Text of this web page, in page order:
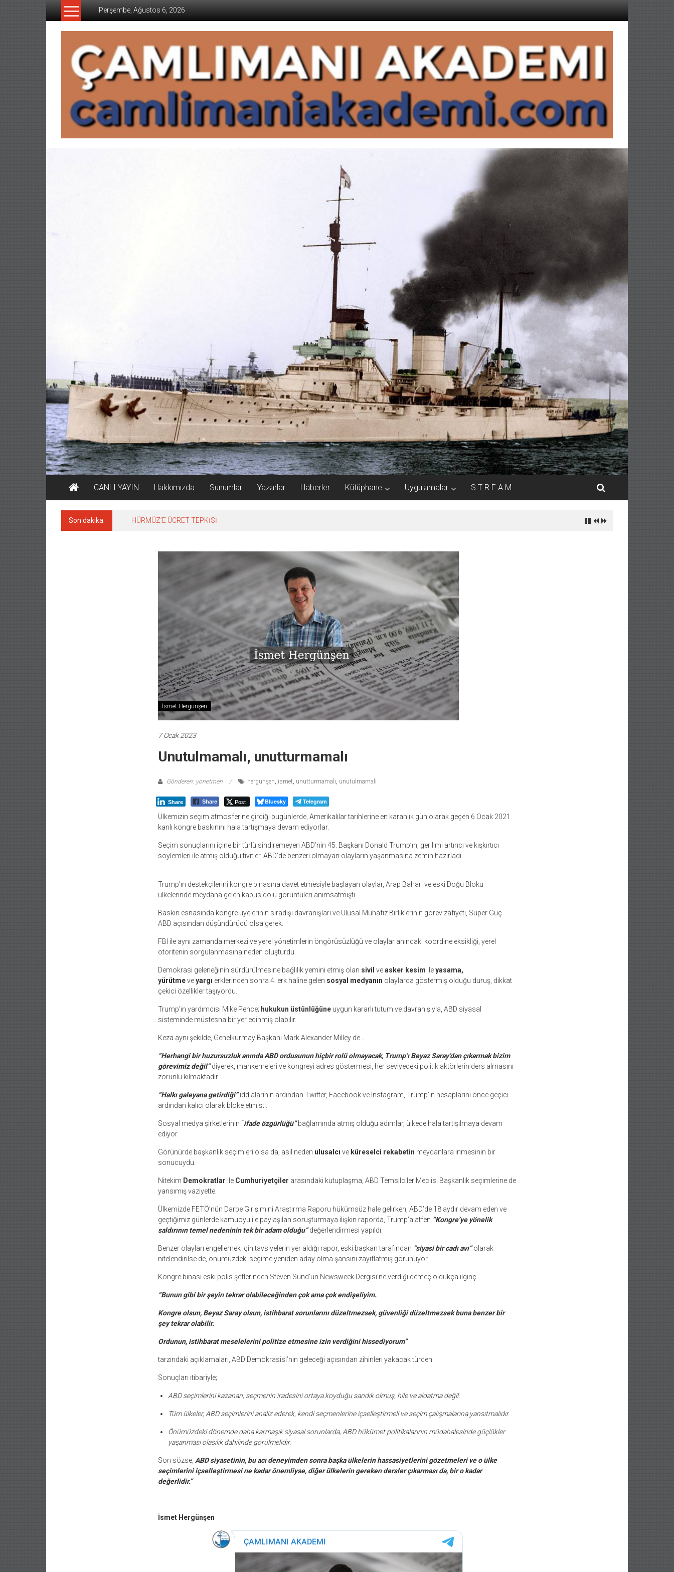
İçeriğe
Perşembe, Ağustos 6, 2026
CAMLIMANI
AKADEMI
CANLI YAYIN Hakkımızda Sunumlar Yazarlar Haberler Kütüphane Uygulamalar S T R E A M
Son dakika: HÜRMÜZ’E ÜCRET TEPKİSİ
İsmet Hergünşen
7 Ocak 2023
Unutulmamalı, unutturmamalı
Gönderen: yonetmen hergünşen, ismet, unutturmamalı, unutulmamalı
Share Share Post Bluesky Telegram
Ülkemizin seçim atmosferine girdiği bugünlerde, Amerikalılar tarihlerine en karanlık gün olarak geçen 6 Ocak 2021
kanlı kongre baskınını hala tartışmaya devam ediyorlar.
Seçim sonuçlarını içine bir türlü sindiremeyen ABD’nin 45. Başkanı Donald Trump’ın; gerilimi artırıcı ve kışkırtıcı
söylemleri ile atmış olduğu tivitler, ABD’de benzeri olmayan olayların yaşanmasına zemin hazırladı.
Trump’ın destekçilerini kongre binasına davet etmesiyle başlayan olaylar, Arap Baharı ve eski Doğu Bloku
ülkelerinde meydana gelen kabus dolu görüntüleri anımsatmıştı.
Baskın esnasında kongre üyelerinin sıradışı davranışları ve Ulusal Muhafız Birliklerinin görev zafiyeti, Süper Güç
ABD açısından düşündürücü olsa gerek.
FBI ile aynı zamanda merkezi ve yerel yönetimlerin öngörüsüzlüğü ve olaylar anındaki koordine eksikliği, yerel
otoritenin sorgulanmasına neden oluşturdu.
Demokrasi geleneğinin sürdürülmesine bağlılık yemini etmiş olan sivil veasker kesim ileyasama,
yürütmeveyargı erklerinden sonra 4. erk haline gelen sosyal medyanın olaylarda göstermiş olduğu duruş, dikkat
çekici özellikler taşıyordu.
Trump’ın yardımcısı Mike Pence; hukukun üstünlüğüne uygun kararlı tutum ve davranışıyla, ABD siyasal
sisteminde müstesna bir yer edinmiş olabilir.
Keza aynı şekilde, Genelkurmay Başkanı Mark Alexander Milley de…
“Herhangi bir huzursuzluk anında ABD ordusunun hiçbir rolü olmayacak, Trump’ı Beyaz Saray’dan çıkarmak bizim
görevimiz değil”diyerek, mahkemeleri ve kongreyi adres göstermesi, her seviyedeki politik aktörlerin ders almasını
zorunlu kılmaktadır.
“Halkı galeyana getirdiği”iddialarının ardından Twitter, Facebook ve Instagram, Trump’ın hesaplarını önce geçici
ardından kalıcı olarak bloke etmişti.
Sosyal medya şirketlerinin “ifade özgürlüğü”bağlamında atmış olduğu adımlar, ülkede hala tartışılmaya devam
ediyor.
Görünürde başkanlık seçimleri olsa da, asıl neden ulusalcı ve küreselci rekabetin meydanlara inmesinin bir
sonucuydu.
Nitekim Demokratlar ile Cumhuriyetçiler arasındaki kutuplaşma, ABD Temsilciler Meclisi Başkanlık seçimlerine de
yansımış vaziyette.
Ülkemizde FETÖ’nün Darbe Girişimini Araştırma Raporu hükümsüz hale gelirken, ABD’de 18 aydır devam eden ve
geçtiğimiz günlerde kamuoyu ile paylaşılan soruşturmaya ilişkin raporda, Trump’a atfen “Kongre’ye yönelik
saldırının temel nedeninin tek bir adam olduğu”değerlendirmesi yapıldı.
Benzer olayları engellemek için tavsiyelerin yer aldığı rapor, eski başkan tarafından “siyasi bir cadı avı”olarak
nitelendirilse de, önümüzdeki seçime yeniden aday olma şansını zayıflatmış görünüyor.
Kongre binası eski polis şeflerinden Steven Sund’un Newsweek Dergisi’ne verdiği demeç oldukça ilginç.
“Bunun gibi bir şeyin tekrar olabileceğinden çok ama çok endişeliyim.
Kongre olsun, Beyaz Saray olsun, istihbarat sorunlarını düzeltmezsek, güvenliği düzeltmezsek buna benzer bir
şey tekrar olabilir.
Ordunun, istihbarat meselelerini politize etmesine izin verdiğini hissediyorum”
tarzındaki açıklamaları, ABD Demokrasisi’nin geleceği açısından zihinleri yakacak türden.
Sonuçları itibariyle;
ABD seçimlerini kazanan, seçmenin iradesini ortaya koyduğu sandık olmuş, hile ve aldatma değil.
Tüm ülkeler, ABD seçimlerini analiz ederek, kendi seçmenlerine içselleştirmeli ve seçim çalışmalarına yansıtmalıdır.
Önümüzdeki dönemde daha karmaşık siyasal sorunlarda, ABD hükümet politikalarının müdahalesinde güçlükler
yaşanması olasılık dahilinde görülmelidir.
Son sözse; ABD siyasetinin, bu acı deneyimden sonra başka ülkelerin hassasiyetlerini gözetmeleri ve o ülke
seçimlerini içselleştirmesi ne kadar önemliyse, diğer ülkelerin gereken dersler çıkarması da, bir o kadar
değerlidir.”
İsmet Hergünşen